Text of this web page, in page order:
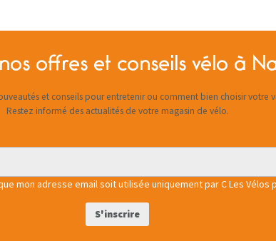
offres et conseils vélo à
et conseils pour entretenir ou comment bien choisir votre
Restez informé des actualités de votre magasin de vélo.
mon adresse email soit utilisée uniquement par C Les Vélos